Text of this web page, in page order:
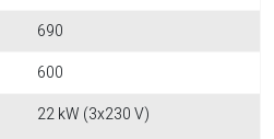
690
600
22 kW (3x230 V)